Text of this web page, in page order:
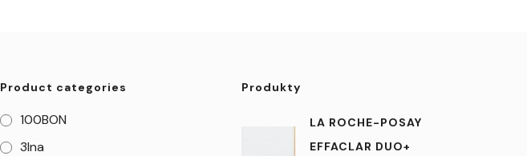
Product categories
100BON
3Ina
Produkty
LA ROCHE-POSAY
EFFACLAR DUO+